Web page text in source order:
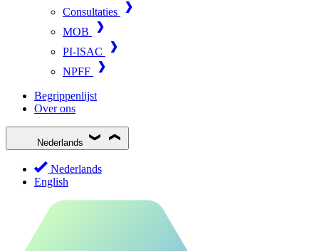
Consultaties
MOB
PI-ISAC
NPFF
Begrippenlijst
Over ons
Nederlands
Nederlands
English